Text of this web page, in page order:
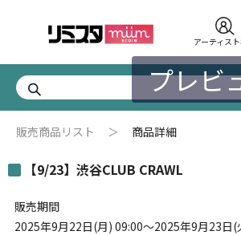
アーティス
販売商品リスト ＞ 商品詳細
プレビ
【9/23】渋谷CLUB CRAWL
販売期間
2025年9月22日(月) 09:00〜2025年9月23日(